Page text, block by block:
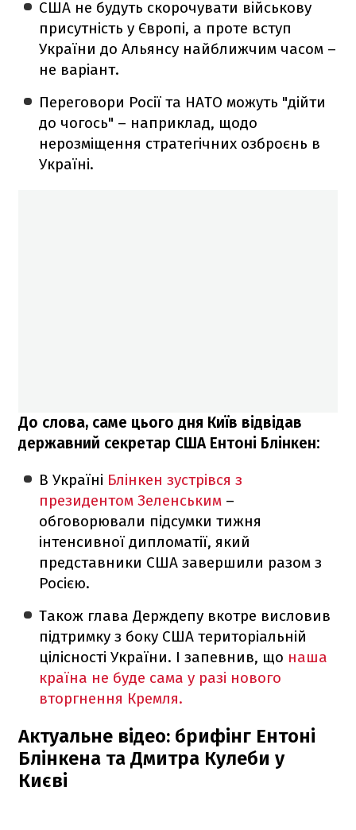
США не будуть скорочувати військову
присутність у Європі, а проте вступ
України до Альянсу найближчим часом –
не варіант.
Переговори Росії та НАТО можуть "дійти
до чогось" – наприклад, щодо
нерозміщення стратегічних озброєнь в
Україні.
До слова, саме цього дня Київ відвідав
державний секретар США Ентоні Блінкен:
В Україні Блінкен зустрівся з
президентом Зеленським –
обговорювали підсумки тижня
інтенсивної дипломатії, який
представники США завершили разом з
Росією.
Також глава Держдепу вкотре висловив
підтримку з боку США територіальній
цілісності України. І запевнив, що наша
країна не буде сама у разі нового
вторгнення Кремля.
Актуальне відео: брифінг Ентоні
Блінкена та Дмитра Кулеби у
Києві